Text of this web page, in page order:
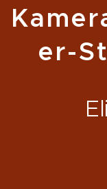
er-